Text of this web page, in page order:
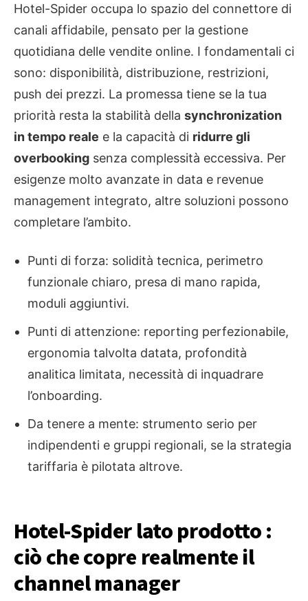
Hotel-Spider occupa lo spazio del connettore di
canali affidabile, pensato per la gestione
quotidiana delle vendite online. I fondamentali ci
sono: disponibilità, distribuzione, restrizioni,
push dei prezzi. La promessa tiene se la tua
priorità resta la stabilità della synchronization
in tempo reale e la capacità di ridurre gli
overbooking senza complessità eccessiva. Per
esigenze molto avanzate in data e revenue
management integrato, altre soluzioni possono
completare l’ambito.
Punti di forza: solidità tecnica, perimetro
funzionale chiaro, presa di mano rapida,
moduli aggiuntivi.
Punti di attenzione: reporting perfezionabile,
ergonomia talvolta datata, profondità
analitica limitata, necessità di inquadrare
l’onboarding.
Da tenere a mente: strumento serio per
indipendenti e gruppi regionali, se la strategia
tariffaria è pilotata altrove.
Hotel-Spider lato prodotto :
ciò che copre realmente il
channel manager